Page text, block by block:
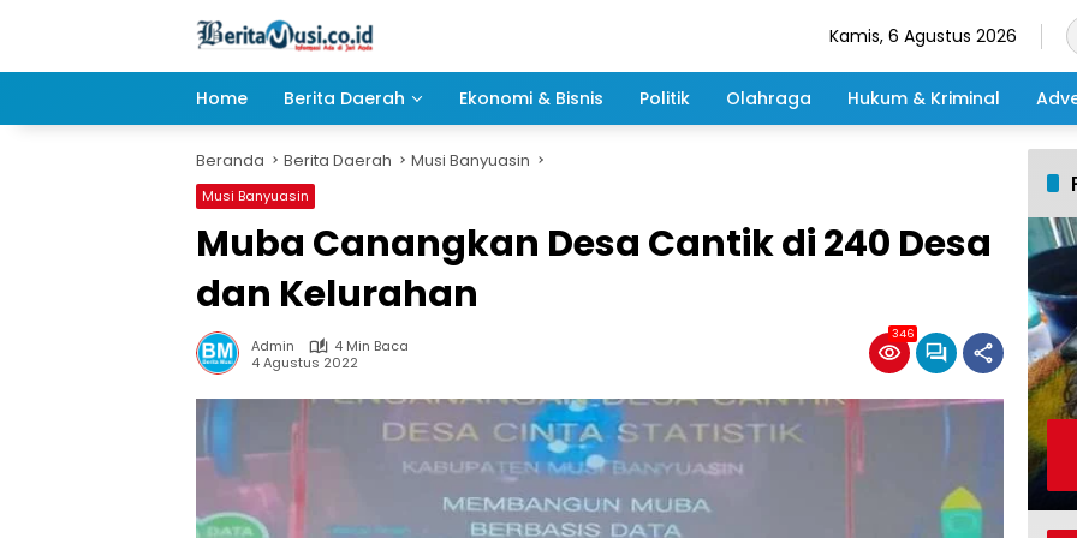
Kamis, 6 Agustus 2026
Home Berita Daerah Ekonomi & Bisnis Politik Olahraga Hukum & Kriminal
Beranda Berita Daerah Musi Banyuasin
Musi Banyuasin
Muba Canangkan Desa Cantik di 240 Desa
dan Kelurahan
Admin
4 Min Baca
4 Agustus 2022
346